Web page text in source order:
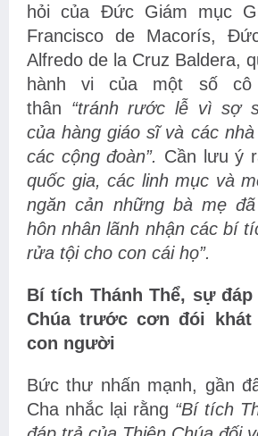
hỏi của Đức Giám mục
Francisco de Macorís,
Alfredo de la Cruz Baldera,
hành vi của một số
thân “tránh rước lễ vì sợ
của hàng giáo sĩ và các
các cộng đoàn”. Cần lưu ý
quốc gia, các linh mục và
ngăn cản những bà mẹ
hôn nhân lãnh nhận các bí
rửa tội cho con cái họ”.
Bí tích Thánh Thể, sự đáp
Chúa trước cơn đói khát
con người
Bức thư nhấn mạnh, gần
Cha nhắc lại rằng “Bí tích